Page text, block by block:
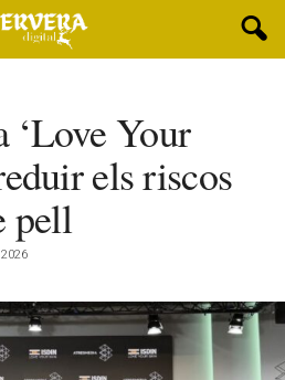
‘Love Your
els riscos
pell